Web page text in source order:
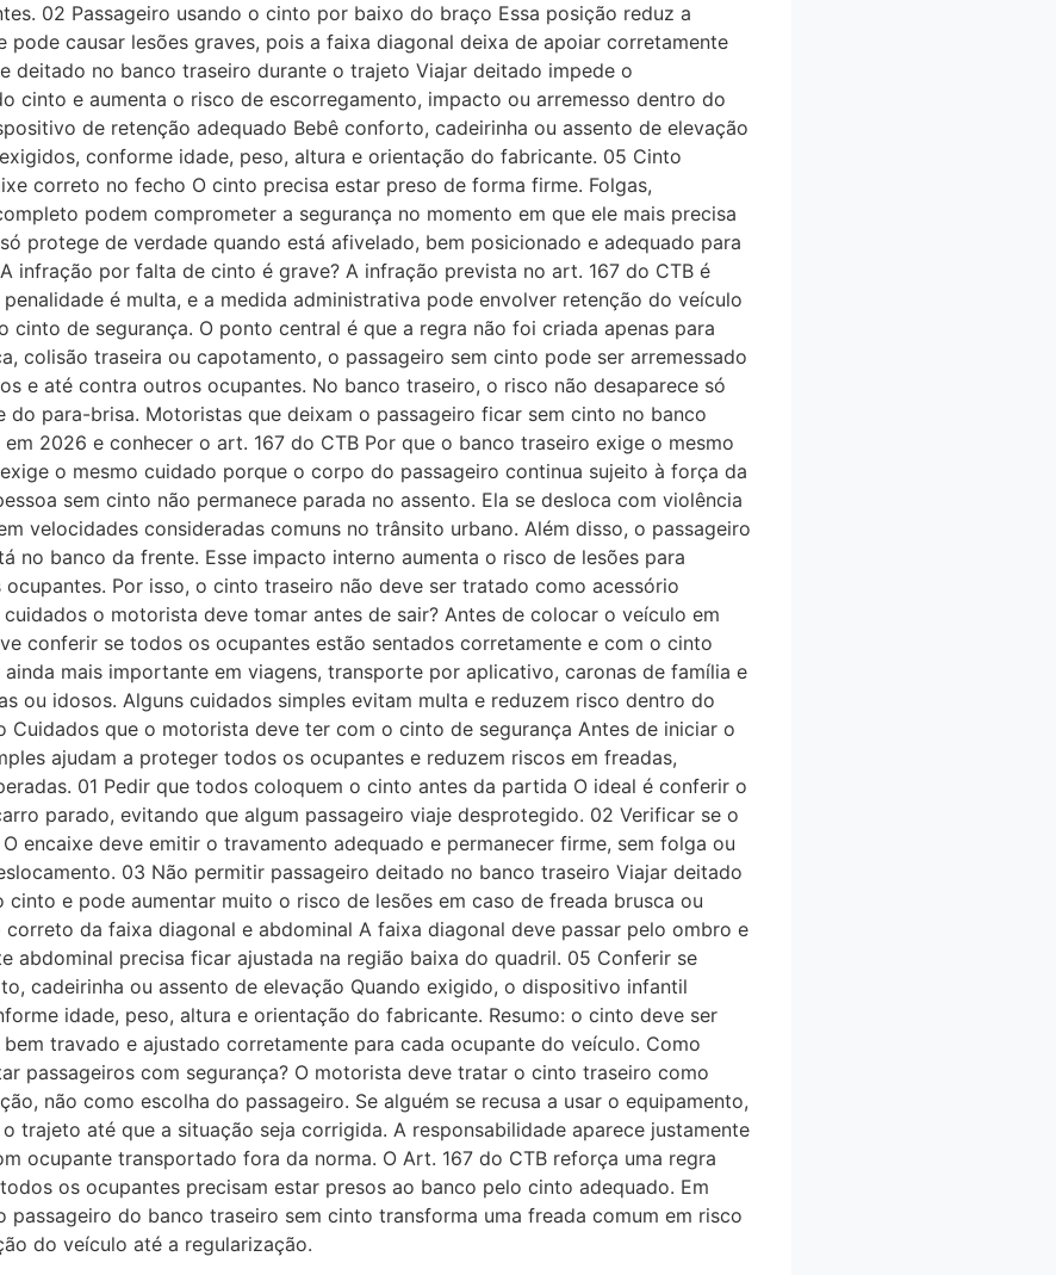
02 Passageiro usando o cinto por baixo do braço Essa posição reduz a
pode causar lesões graves, pois a faixa diagonal deixa de apoiar corretamente
deitado no banco traseiro durante o trajeto Viajar deitado impede o
cinto e aumenta o risco de escorregamento, impacto ou arremesso dentro do
de retenção adequado Bebê conforto, cadeirinha ou assento de elevação
conforme idade, peso, altura e orientação do fabricante. 05 Cinto
correto no fecho O cinto precisa estar preso de forma firme. Folgas,
podem comprometer a segurança no momento em que ele mais precisa
protege de verdade quando está afivelado, bem posicionado e adequado para
infração por falta de cinto é grave? A infração prevista no art. 167 do CTB é
é multa, e a medida administrativa pode envolver retenção do veículo
cinto de segurança. O ponto central é que a regra não foi criada apenas para
colisão traseira ou capotamento, o passageiro sem cinto pode ser arremessado
e até contra outros ocupantes. No banco traseiro, o risco não desaparece só
do para-brisa. Motoristas que deixam o passageiro ficar sem cinto no banco
2026 e conhecer o art. 167 do CTB Por que o banco traseiro exige o mesmo
o mesmo cuidado porque o corpo do passageiro continua sujeito à força da
sem cinto não permanece parada no assento. Ela se desloca com violência
velocidades consideradas comuns no trânsito urbano. Além disso, o passageiro
no banco da frente. Esse impacto interno aumenta o risco de lesões para
Por isso, o cinto traseiro não deve ser tratado como acessório
o motorista deve tomar antes de sair? Antes de colocar o veículo em
conferir se todos os ocupantes estão sentados corretamente e com o cinto
ainda mais importante em viagens, transporte por aplicativo, caronas de família e
ou idosos. Alguns cuidados simples evitam multa e reduzem risco dentro do
Cuidados que o motorista deve ter com o cinto de segurança Antes de iniciar o
ajudam a proteger todos os ocupantes e reduzem riscos em freadas,
01 Pedir que todos coloquem o cinto antes da partida O ideal é conferir o
parado, evitando que algum passageiro viaje desprotegido. 02 Verificar se o
encaixe deve emitir o travamento adequado e permanecer firme, sem folga ou
03 Não permitir passageiro deitado no banco traseiro Viajar deitado
e pode aumentar muito o risco de lesões em caso de freada brusca ou
da faixa diagonal e abdominal A faixa diagonal deve passar pelo ombro e
abdominal precisa ficar ajustada na região baixa do quadril. 05 Conferir se
cadeirinha ou assento de elevação Quando exigido, o dispositivo infantil
idade, peso, altura e orientação do fabricante. Resumo: o cinto deve ser
travado e ajustado corretamente para cada ocupante do veículo. Como
passageiros com segurança? O motorista deve tratar o cinto traseiro como
não como escolha do passageiro. Se alguém se recusa a usar o equipamento,
trajeto até que a situação seja corrigida. A responsabilidade aparece justamente
ocupante transportado fora da norma. O Art. 167 do CTB reforça uma regra
os ocupantes precisam estar presos ao banco pelo cinto adequado. Em
passageiro do banco traseiro sem cinto transforma uma freada comum em risco
do veículo até a regularização.